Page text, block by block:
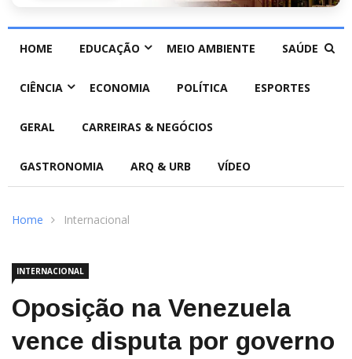
HOME EDUCAÇÃO MEIO AMBIENTE SAÚDE
CIÊNCIA ECONOMIA POLÍTICA ESPORTES
GERAL CARREIRAS & NEGÓCIOS
GASTRONOMIA ARQ & URB VÍDEO
Home Internacional
INTERNACIONAL
Oposição na Venezuela
vence disputa por governo